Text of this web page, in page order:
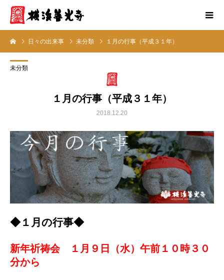
日々の出来事 未分類 １月の行事（平成３１年）
未分類
１月の行事（平成３１年）
2018.12.20
◆１月の行事◆
新年祈祷会 １月９日（水）午前１０時３０
分から